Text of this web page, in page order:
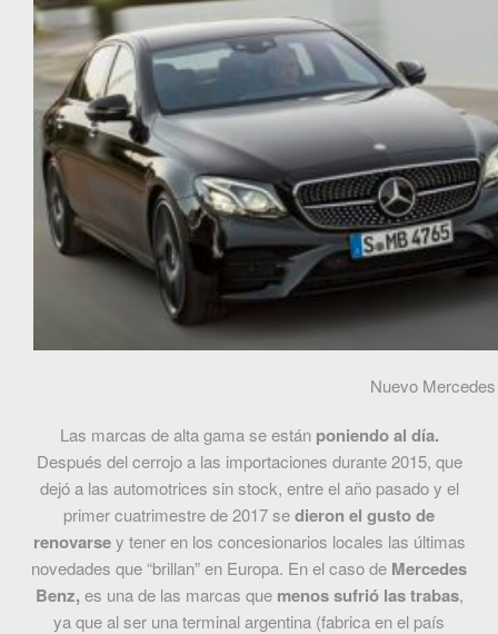
Nuevo
Las marcas de alta gama se estánponiendo al día.
Después del cerrojo a las importaciones durante 2015, que
dejó a las automotrices sin stock, entre el año pasado y el
primer cuatrimestre de 2017 sedieron el gusto de
renovarsey tener en los concesionarios locales las últimas
novedades que “brillan” en Europa. En el caso de Mercedes
Benz, es una de las marcas que menos sufrió las trabas,
ya que al ser una terminal argentina (fabrica en el país